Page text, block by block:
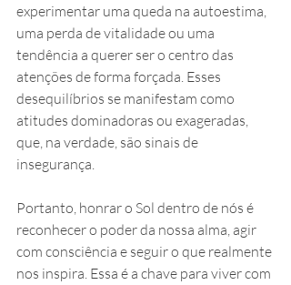
experimentar uma queda na autoestima,
uma perda de vitalidade ou uma
tendência a querer ser o centro das
atenções de forma forçada. Esses
desequilíbrios se manifestam como
atitudes dominadoras ou exageradas,
que, na verdade, são sinais de
insegurança.
Portanto, honrar o Sol dentro de nós é
reconhecer o poder da nossa alma, agir
com consciência e seguir o que realmente
nos inspira. Essa é a chave para viver com